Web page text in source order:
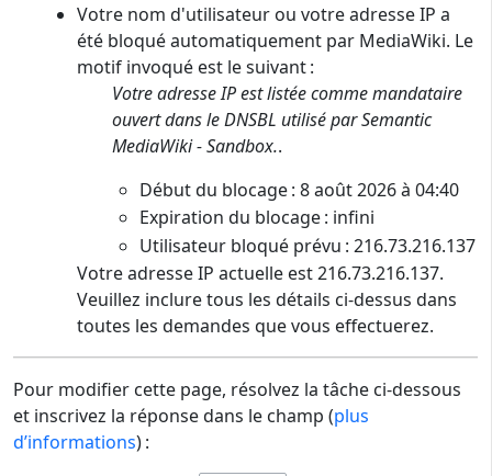
Votre nom d'utilisateur ou votre adresse IP a
été bloqué automatiquement par MediaWiki. Le
motif invoqué est le suivant :
Votre adresse IP est listée comme mandataire
ouvert dans le DNSBL utilisé par Semantic
MediaWiki - Sandbox..
Début du blocage : 8 août 2026 à 04:40
Expiration du blocage : infini
Utilisateur bloqué prévu : 216.73.216.137
Votre adresse IP actuelle est 216.73.216.137.
Veuillez inclure tous les détails ci-dessus dans
toutes les demandes que vous effectuerez.
Pour modifier cette page, résolvez la tâche ci-dessous
et inscrivez la réponse dans le champ (plus
d’informations) :